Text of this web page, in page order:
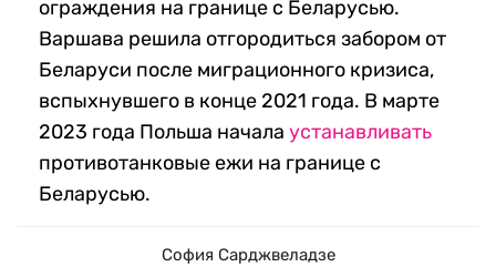
ограждения на границе с Беларусью.
Варшава решила отгородиться забором от
Беларуси после миграционного кризиса,
вспыхнувшего в конце 2021 года. В марте
2023 года Польша начала устанавливать
противотанковые ежи на границе с
Беларусью.
София Сарджвеладзе